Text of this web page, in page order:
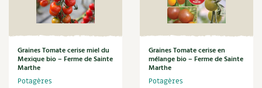
Graines Tomate cerise miel du
Mexique bio – Ferme de Sainte
Marthe
Potagères
Graines Tomate cerise en
mélange bio – Ferme de Sainte
Marthe
Potagères